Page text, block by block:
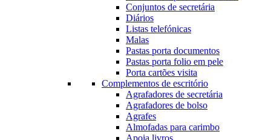
Conjuntos de secretária
Diários
Listas telefónicas
Malas
Pastas porta documentos
Pastas porta folio em pele
Porta cartões visita
Complementos de escritório
Agrafadores de secretária
Agrafadores de bolso
Agrafes
Almofadas para carimbo
Apoia livros